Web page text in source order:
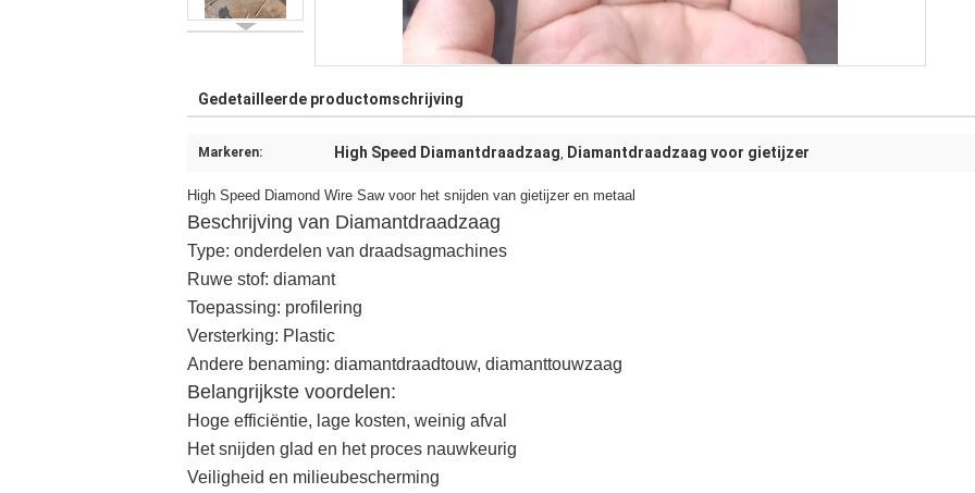
Gedetailleerde productomschrijving
Markeren: High Speed Diamantdraadzaag, Diamantdraadzaag voor gietijzer
High Speed Diamond Wire Saw voor het snijden van gietijzer en metaal
Beschrijving van Diamantdraadzaag
Type: onderdelen van draadsagmachines
Ruwe stof: diamant
Toepassing: profilering
Versterking: Plastic
Andere benaming: diamantdraadtouw, diamanttouwzaag
Belangrijkste voordelen:
Hoge efficiëntie, lage kosten, weinig afval
Het snijden glad en het proces nauwkeurig
Veiligheid en milieubescherming